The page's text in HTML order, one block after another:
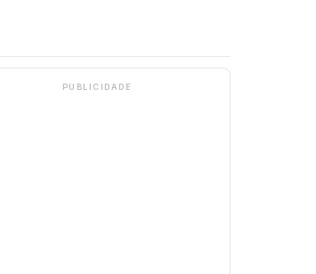
PUBLICIDADE